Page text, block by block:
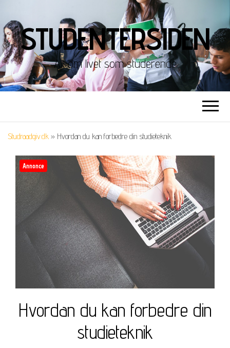
STUDENTERSIDEN
Alt om livet som studerende
Studraadgiv.dk » Hvordan du kan forbedre din studieteknik
Annonce
Hvordan du kan forbedre din
studieteknik